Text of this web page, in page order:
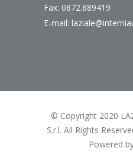
Fax: 0872.889419
E-mail:
© Copyright 2020
S.r.l. All Rights
Powered